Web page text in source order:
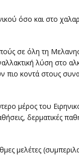
όσο και στο
σε όλη τη
λύση στο
πιο κοντά στους
μέρος του
δερματικές
μελέτες